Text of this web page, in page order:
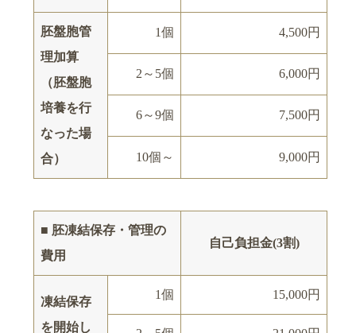
胚盤胞管
理加算
（胚盤胞
培養を行
なった場
合）
1個 4,500円
2～5個 6,000円
6～9個 7,500円
10個～ 9,000円
■ 胚凍結保存・管理の
費用
自己負担金(3割)
凍結保存
を開始し
1個 15,000円